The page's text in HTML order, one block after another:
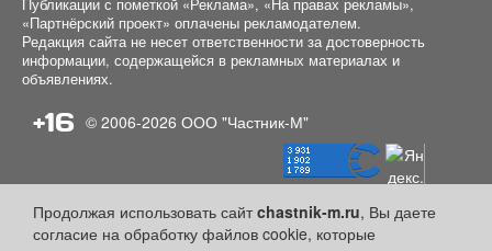
Продолжая использовать сайтchastnik-m.ru, Вы даете
согласие на обработку файлов cookie, которые
Публикации с пометкой «Реклама», «На правах рекламы»,
«Партнёрский проект» оплачены рекламодателем.
Редакция сайта не несет ответственности за достоверность
информации, содержащейся в рекламных материалах и
объявлениях.
+16 © 2006-2026 ООО "Частник-М"